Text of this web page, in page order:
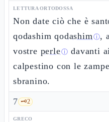
LETTURA ORTODOSSA
Non date ciò che è
qodashimqodashimⓘ,
vostre perleⓘ davanti
calpestino con le
sbranino.
7 🗝️2
GRECO